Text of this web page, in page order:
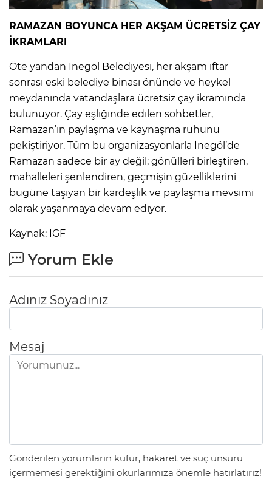
RAMAZAN BOYUNCA HER AKŞAM ÜCRETSİZ ÇAY
İKRAMLARI
Öte yandan İnegöl Belediyesi, her akşam iftar
sonrası eski belediye binası önünde ve heykel
meydanında vatandaşlara ücretsiz çay ikramında
bulunuyor. Çay eşliğinde edilen sohbetler,
Ramazan’ın paylaşma ve kaynaşma ruhunu
pekiştiriyor. Tüm bu organizasyonlarla İnegöl’de
Ramazan sadece bir ay değil; gönülleri birleştiren,
mahalleleri şenlendiren, geçmişin güzelliklerini
bugüne taşıyan bir kardeşlik ve paylaşma mevsimi
olarak yaşanmaya devam ediyor.
Kaynak: IGF
Yorum Ekle
Adınız Soyadınız
Mesaj
Gönderilen yorumların küfür, hakaret ve suç unsuru
içermemesi gerektiğini okurlarımıza önemle hatırlatırız!